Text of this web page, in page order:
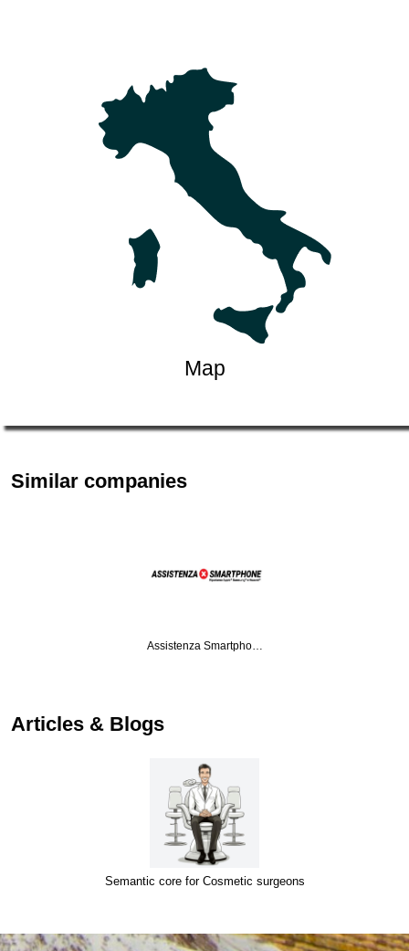
Map
Similar companies
Assistenza Smartpho…
Articles & Blogs
Semantic core for Cosmetic surgeons